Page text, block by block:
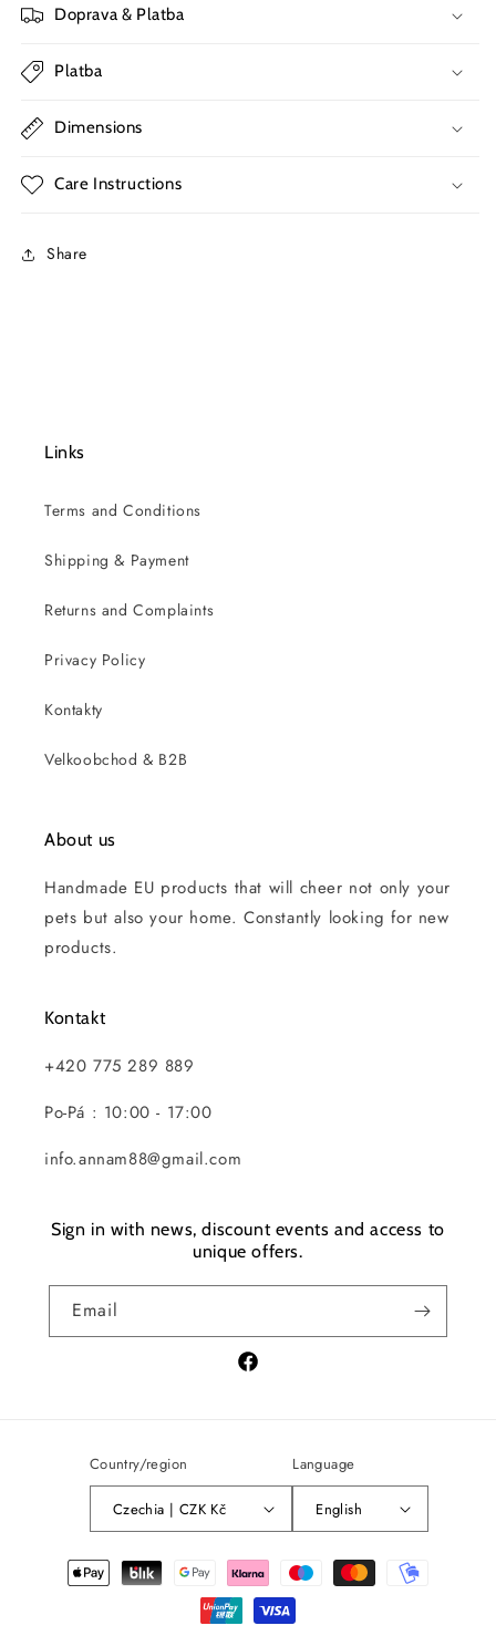
Doprava & Platba
Platba
Dimensions
Care Instructions
Share
Links
Terms and Conditions
Shipping & Payment
Returns and Complaints
Privacy Policy
Kontakty
Velkoobchod & B2B
About us
Handmade EU products that will cheer not only your
pets but also your home. Constantly looking for new
products.
Kontakt
+420 775 289 889
Po-Pá : 10:00 - 17:00
info.annam88@gmail.com
Sign in with news, discount events and access to
unique offers.
Email
Facebook
Country/region
Czechia | CZK Kč
Language
English
Payment
methods